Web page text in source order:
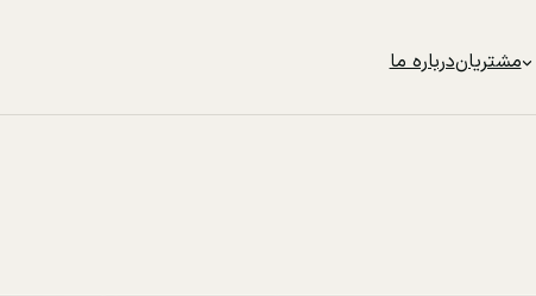
مشتریاندرباره ما